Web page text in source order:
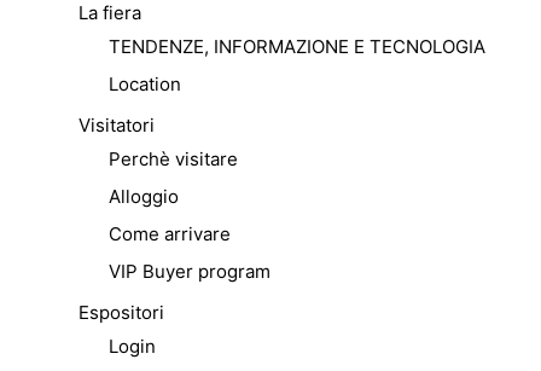
La fiera
TENDENZE, INFORMAZIONE E TECNOLOGIA
Location
Visitatori
Perchè visitare
Alloggio
Come arrivare
VIP Buyer program
Espositori
Login